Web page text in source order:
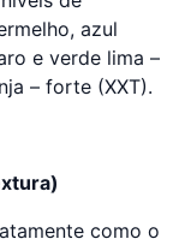
azul
e verde lima –
– forte (XXT).
como o